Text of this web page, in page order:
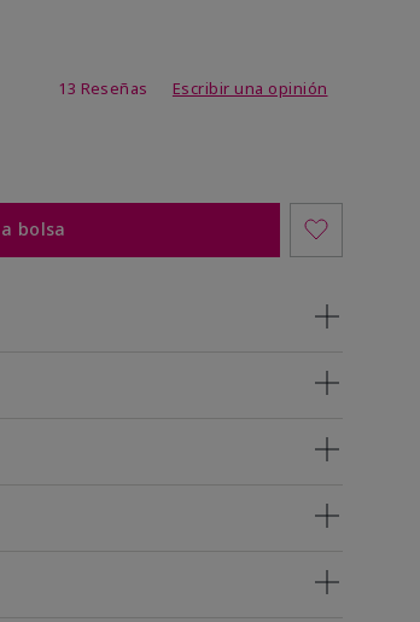
13 Reseñas Escribir una opinión
bolsa